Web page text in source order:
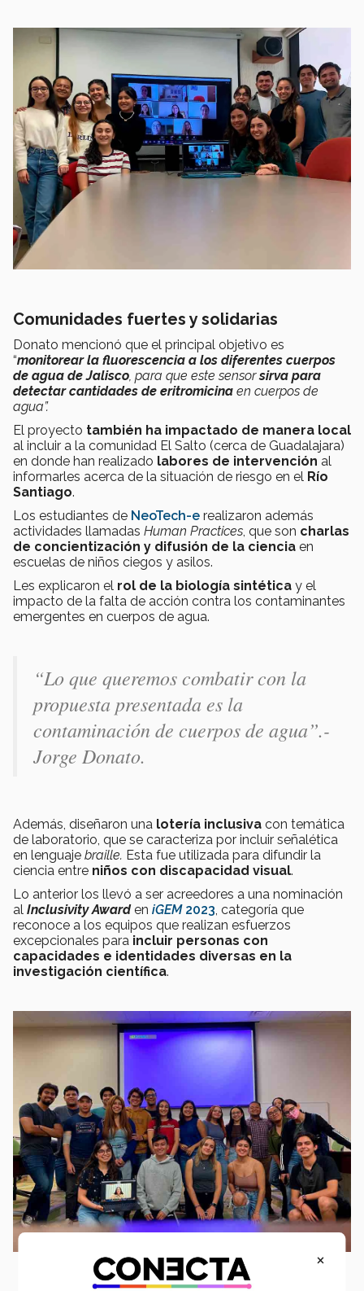
Comunidades fuertes y solidarias
Donato mencionó que el principal objetivo es
“monitorear la fluorescencia a los diferentes cuerpos
de agua de Jalisco , para que este sensorsirva para
detectar cantidades de eritromicina en cuerpos de
agua”.
El proyecto también ha impactado de manera local
al incluir a la comunidad El Salto (cerca de Guadalajara)
en donde han realizado labores de intervención al
informarles acerca de la situación de riesgo en el Río
Santiago.
Los estudiantes de NeoTech-e realizaron además
actividades llamadas Human Practices , que son charlas
de concientización y difusión de la ciencia en
escuelas de niños ciegos y asilos.
Les explicaron el rol de la biología sintética y el
impacto de la falta de acción contra los contaminantes
emergentes en cuerpos de agua.
“Lo que queremos combatir con la
propuesta presentada es la
contaminación de cuerpos de agua”.-
Jorge Donato.
Además, diseñaron una lotería inclusiva con temática
de laboratorio, que se caracteriza por incluir señalética
en lenguaje braille. Esta fue utilizada para difundir la
ciencia entre niños con discapacidad visual.
Lo anterior los llevó a ser acreedores a una nominación
al Inclusivity Awarden iGEM2023 , categoría que
reconoce a los equipos que realizan esfuerzos
excepcionales para incluir personas con
capacidades e identidades diversas en la
investigación científica.
×